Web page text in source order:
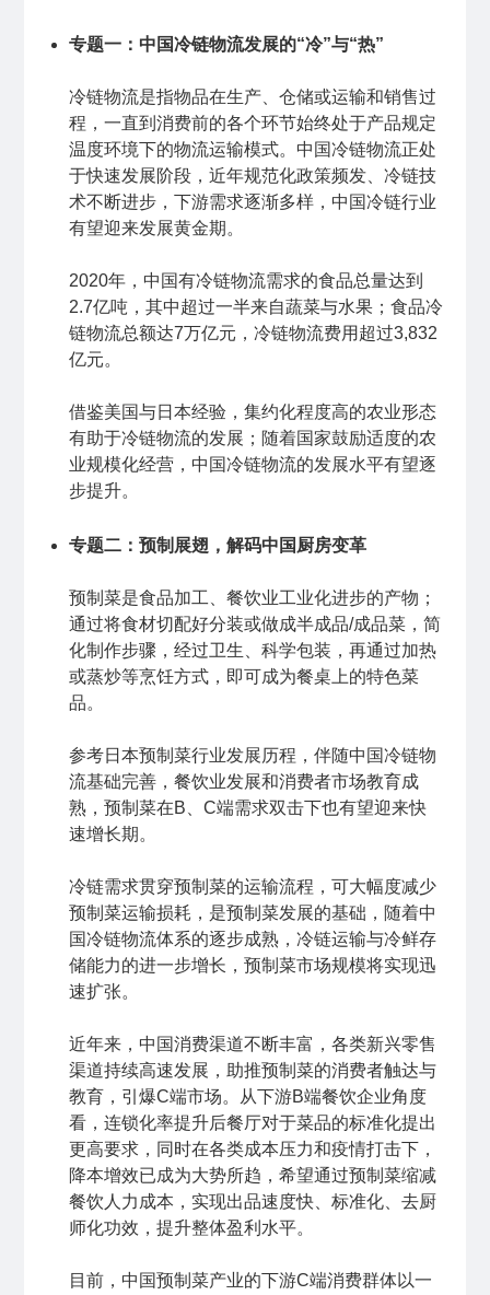
专题一：中国冷链物流发展的“冷”与“热”
冷链物流是指物品在生产、仓储或运输和销售过
程，一直到消费前的各个环节始终处于产品规定
温度环境下的物流运输模式。中国冷链物流正处
于快速发展阶段，近年规范化政策频发、冷链技
术不断进步，下游需求逐渐多样，中国冷链行业
有望迎来发展黄金期。
2020年，中国有冷链物流需求的食品总量达到
2.7亿吨，其中超过一半来自蔬菜与水果；食品冷
链物流总额达7万亿元，冷链物流费用超过3,832
亿元。
借鉴美国与日本经验，集约化程度高的农业形态
有助于冷链物流的发展；随着国家鼓励适度的农
业规模化经营，中国冷链物流的发展水平有望逐
步提升。
专题二：预制展翅，解码中国厨房变革
预制菜是食品加工、餐饮业工业化进步的产物；
通过将食材切配好分装或做成半成品/成品菜，简
化制作步骤，经过卫生、科学包装，再通过加热
或蒸炒等烹饪方式，即可成为餐桌上的特色菜
品。
参考日本预制菜行业发展历程，伴随中国冷链物
流基础完善，餐饮业发展和消费者市场教育成
熟，预制菜在B、C端需求双击下也有望迎来快
速增长期。
冷链需求贯穿预制菜的运输流程，可大幅度减少
预制菜运输损耗，是预制菜发展的基础，随着中
国冷链物流体系的逐步成熟，冷链运输与冷鲜存
储能力的进一步增长，预制菜市场规模将实现迅
速扩张。
近年来，中国消费渠道不断丰富，各类新兴零售
渠道持续高速发展，助推预制菜的消费者触达与
教育，引爆C端市场。从下游B端餐饮企业角度
看，连锁化率提升后餐厅对于菜品的标准化提出
更高要求，同时在各类成本压力和疫情打击下，
降本增效已成为大势所趋，希望通过预制菜缩减
餐饮人力成本，实现出品速度快、标准化、去厨
师化功效，提升整体盈利水平。
目前，中国预制菜产业的下游C端消费群体以一